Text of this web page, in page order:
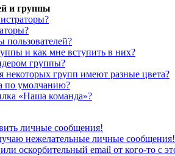
и группы
пользователей?
и как мне вступить в них?
группы?
некоторых групп имеют разные цвета?
по умолчанию?
«Наша команда»?
личные сообщения!
нежелательные личные сообщения!
оскорбительный email от кого-то с